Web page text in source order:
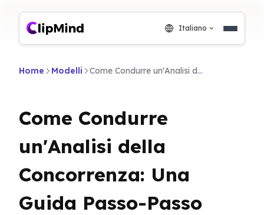
Italiano
Home Modelli Come Condurre un'Analisi della Concorrenza: Una Guida Passo-Passo
Come Condurre
un'Analisi della
Concorrenza: Una
Guida Passo-Passo